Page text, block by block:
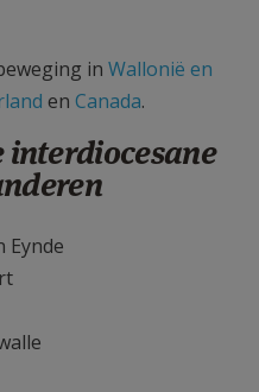
in Wallonië en
en Canada.
interdiocesane